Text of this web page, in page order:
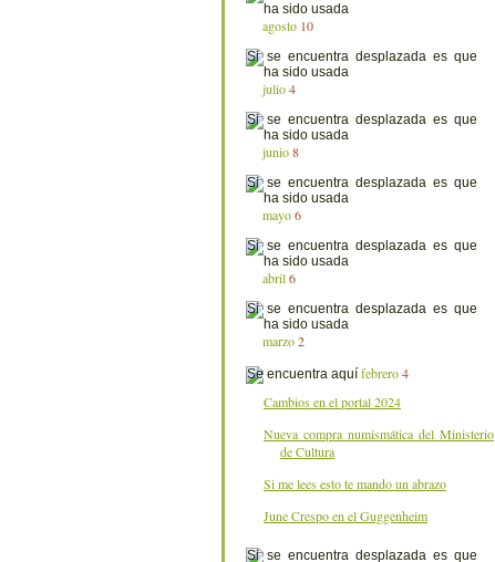
agosto 10
julio 4
junio 8
mayo 6
abril 6
marzo 2
febrero 4
Cambios en el portal 2024
Nueva compra numismática del Ministerio
de Cultura
Si me lees esto te mando un abrazo
June Crespo en el Guggenheim